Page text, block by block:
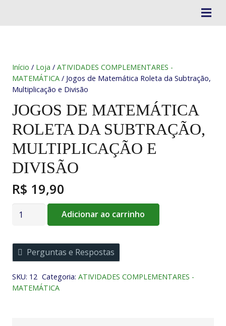
Início / Loja / ATIVIDADES COMPLEMENTARES -
MATEMÁTICA / Jogos de Matemática Roleta da Subtração,
Multiplicação e Divisão
JOGOS DE MATEMÁTICA
ROLETA DA SUBTRAÇÃO,
MULTIPLICAÇÃO E
DIVISÃO
R$ 19,90
Jogos
Roleta
da
Multiplicação
e
Adicionar ao carrinho
Perguntas e Respostas
SKU: 12 Categoria: ATIVIDADES COMPLEMENTARES -
MATEMÁTICA